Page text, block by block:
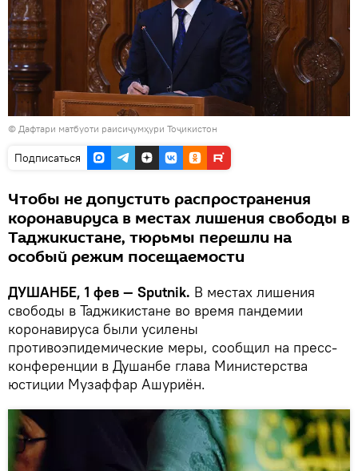
© Дафтари матбуоти раисиҷумҳури Тоҷикистон
Подписаться
Чтобы не допустить распространения
коронавируса в местах лишения свободы в
Таджикистане, тюрьмы перешли на
особый режим посещаемости
ДУШАНБЕ, 1 фев — Sputnik. В местах лишения
свободы в Таджикистане во время пандемии
коронавируса были усилены
противоэпидемические меры, сообщил на пресс-
конференции в Душанбе глава Министерства
юстиции Музаффар Ашуриён.